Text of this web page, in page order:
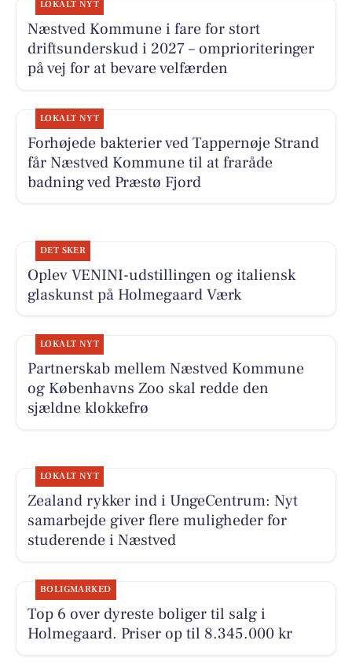
LOKALT NYT
Næstved Kommune i fare for stort
driftsunderskud i 2027 – omprioriteringer
på vej for at bevare velfærden
LOKALT NYT
Forhøjede bakterier ved Tappernøje Strand
får Næstved Kommune til at fraråde
badning ved Præstø Fjord
DET SKER
Oplev VENINI-udstillingen og italiensk
glaskunst på Holmegaard Værk
LOKALT NYT
Partnerskab mellem Næstved Kommune
og Københavns Zoo skal redde den
sjældne klokkefrø
LOKALT NYT
Zealand rykker ind i UngeCentrum: Nyt
samarbejde giver flere muligheder for
studerende i Næstved
BOLIGMARKED
Top 6 over dyreste boliger til salg i
Holmegaard. Priser op til 8.345.000 kr